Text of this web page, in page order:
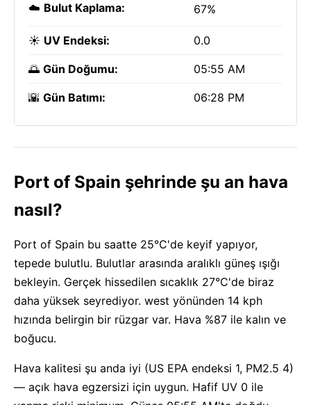
☁️ Bulut Kaplama: 67%
☀️ UV Endeksi: 0.0
🌅 Gün Doğumu: 05:55 AM
🌇 Gün Batımı: 06:28 PM
Port of Spain şehrinde şu an hava
nasıl?
Port of Spain bu saatte 25°C'de keyif yapıyor,
tepede bulutlu. Bulutlar arasında aralıklı güneş ışığı
bekleyin. Gerçek hissedilen sıcaklık 27°C'de biraz
daha yüksek seyrediyor. west yönünden 14 kph
hızında belirgin bir rüzgar var. Hava %87 ile kalın ve
boğucu.
Hava kalitesi şu anda iyi (US EPA endeksi 1, PM2.5 4)
— açık hava egzersizi için uygun. Hafif UV 0 ile